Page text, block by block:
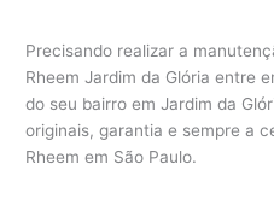
Precisando realizar a
Rheem Jardim da Glória entre
do seu bairro em Jardim da
originais, garantia e sempre a
Rheem em São Paulo.